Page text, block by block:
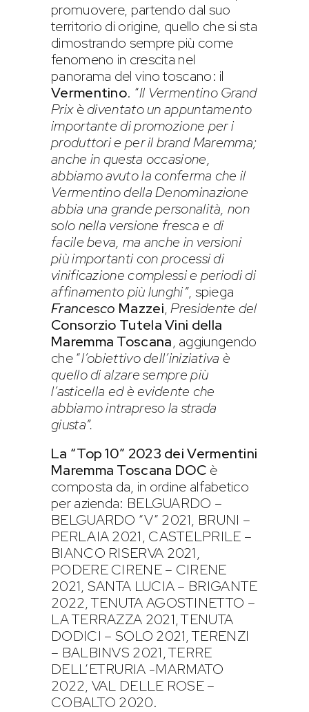
promuovere, partendo dal suo
territorio di origine, quello che si sta
dimostrando sempre più come
fenomeno in crescita nel
panorama del vino toscano: il
Vermentino. “Il Vermentino Grand
Prixèdiventato un appuntamento
importante di promozione per i
produttori e per il brand Maremma;
anche in questa occasione,
abbiamo avuto la conferma che il
Vermentino della Denominazione
abbia una grande personalità, non
solo nella versione fresca e di
facile beva, ma anche in versioni
più importanti con processi di
vinificazione complessi e periodi di
affinamento più lunghi”, spiega
Francesco Mazzei,Presidente del
Consorzio Tutela Vini della
Maremma Toscana, aggiungendo
che “l’obiettivo dell’iniziativa è
quello di alzare sempre più
l’asticella ed è evidente che
abbiamo intrapreso la strada
giusta”.
La “Top 10” 2023 dei Vermentini
Maremma Toscana DOC è
composta da, in ordine alfabetico
per azienda: BELGUARDO –
BELGUARDO “V” 2021, BRUNI –
PERLAIA 2021, CASTELPRILE –
BIANCO RISERVA 2021,
PODERE CIRENE – CIRENE
2021, SANTA LUCIA – BRIGANTE
2022, TENUTA AGOSTINETTO –
LA TERRAZZA 2021, TENUTA
DODICI – SOLO 2021, TERENZI
– BALBINVS 2021, TERRE
DELL’ETRURIA -MARMATO
2022, VAL DELLE ROSE –
COBALTO 2020.